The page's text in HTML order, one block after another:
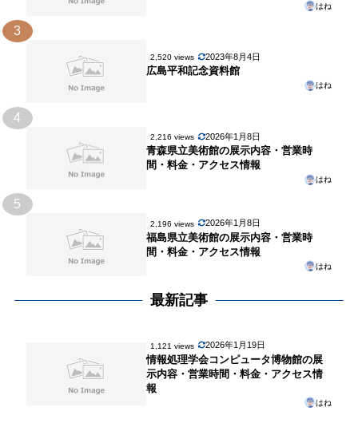
はね
3
2,520 views 2023年8月4日
広島平和記念資料館
はね
4
2,216 views 2026年1月8日
青森県立美術館の展示内容・営業時
間・料金・アクセス情報
はね
5
2,196 views 2026年1月8日
福島県立美術館の展示内容・営業時
間・料金・アクセス情報
はね
最新記事
1,121 views 2026年1月19日
情報処理学会コンピュータ博物館の展
示内容・営業時間・料金・アクセス情
報
はね